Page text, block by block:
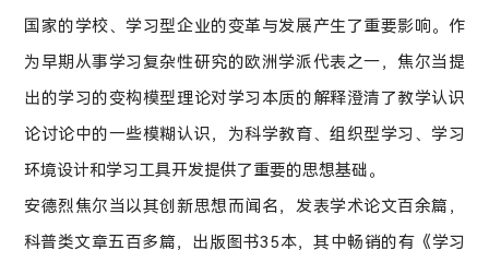
国家的学校、学习型企业的变革与发展产生了重要影响。作
为早期从事学习复杂性研究的欧洲学派代表之一，焦尔当提
出的学习的变构模型理论对学习本质的解释澄清了教学认识
论讨论中的一些模糊认识，为科学教育、组织型学习、学习
环境设计和学习工具开发提供了重要的思想基础。
安德烈焦尔当以其创新思想而闻名，发表学术论文百余篇，
科普类文章五百多篇，出版图书35本，其中畅销的有《学习